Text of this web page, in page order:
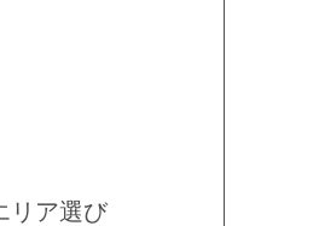
リア選び